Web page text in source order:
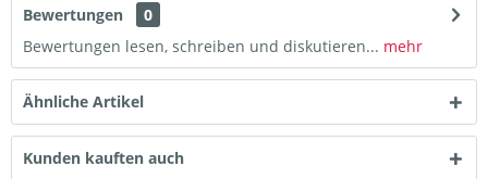
Bewertungen
0
Bewertungen lesen, schreiben und diskutieren... mehr
Ähnliche Artikel
Kunden kauften auch